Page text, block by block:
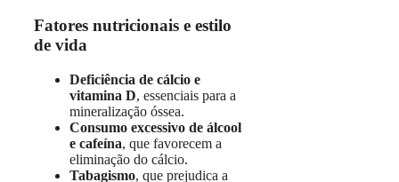
Fatores nutricionais e estilo
de vida
Deficiência de cálcio e
vitamina D, essenciais para a
mineralização óssea.
Consumo excessivo de álcool
e cafeína, que favorecem a
eliminação do cálcio.
Tabagismo, que prejudica a